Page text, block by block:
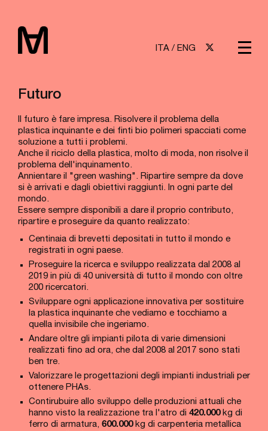
ITA / ENG
Futuro
Il futuro è fare impresa. Risolvere il problema della
plastica inquinante e dei finti bio polimeri spacciati come
soluzione a tutti i problemi.
Anche il riciclo della plastica, molto di moda, non risolve il
problema dell'inquinamento.
Annientare il "green washing". Ripartire sempre da dove
si è arrivati e dagli obiettivi raggiunti. In ogni parte del
mondo.
Essere sempre disponibili a dare il proprio contributo,
ripartire e proseguire da quanto realizzato:
Centinaia di brevetti depositati in tutto il mondo e
registrati in ogni paese.
Proseguire la ricerca e sviluppo realizzata dal 2008 al
2019 in più di 40 università di tutto il mondo con oltre
200 ricercatori.
Sviluppare ogni applicazione innovativa per sostituire
la plastica inquinante che vediamo e tocchiamo a
quella invisibile che ingeriamo.
Andare oltre gli impianti pilota di varie dimensioni
realizzati fino ad ora, che dal 2008 al 2017 sono stati
ben tre.
Valorizzare le progettazioni degli impianti industriali per
ottenere PHAs.
Contirubuire allo sviluppo delle produzioni attuali che
hanno visto la realizzazione tra l'atro di 420.000kg di
ferro di armatura, 600.000kg di carpenteria metallica